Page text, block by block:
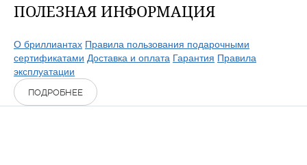
ПОЛЕЗНАЯ ИНФОРМАЦИЯ
О бриллиантах Правила пользования подарочными
сертификатами Доставка и оплата Гарантия Правила
эксплуатации
ПОДРОБНЕЕ